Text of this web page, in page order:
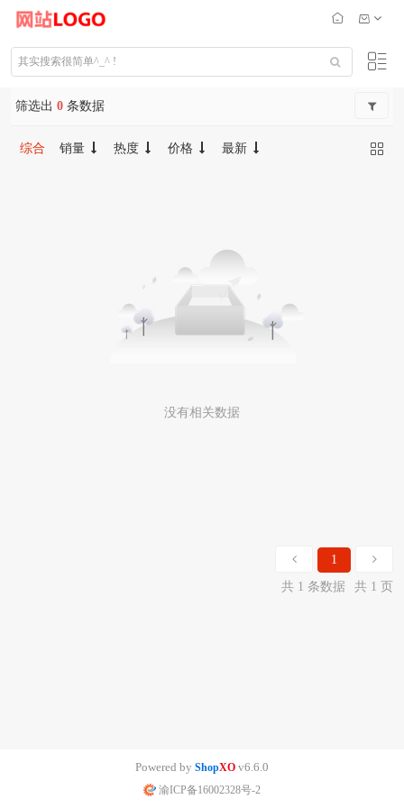
筛选出 0 条数据
综合 销量 热度 价格 最新
没有相关数据
1
共 1 条数据
共 1 页
Powered by ShopXO v6.6.0
渝ICP备16002328号-2